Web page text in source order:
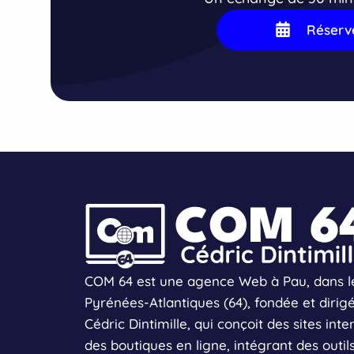
Vous
temps
de
Merci
appris
COM 64 est une agence Web à Pau, dans
Pyrénées-Atlantiques (64), fondée et
Cédric Dintimille, qui conçoit des sites
des boutiques en ligne, intégrant des